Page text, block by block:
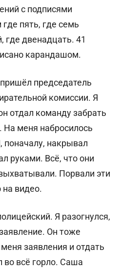
с подписями
пять, где семь
где двенадцать. 41
карандашом.
председатель
комиссии. Я
отдал команду забрать
На меня набросилось
поначалу, накрывал
руками. Всё, что они
Порвали эти
на видео.
Я разогнулся,
Он тоже
заявления и отдать
всё горло. Саша